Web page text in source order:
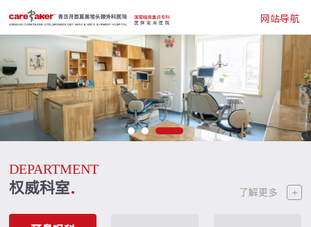
网站导航
DEPARTMENT
权威科室 了解更多